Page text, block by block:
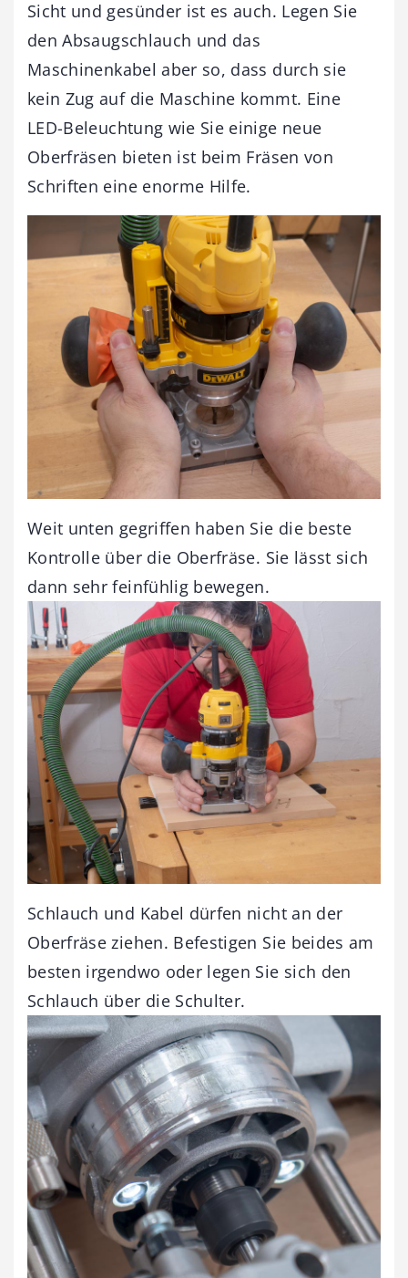
Sicht und gesünder ist es auch. Legen Sie
den Absaugschlauch und das
Maschinenkabel aber so, dass durch sie
kein Zug auf die Maschine kommt. Eine
LED-Beleuchtung wie Sie einige neue
Oberfräsen bieten ist beim Fräsen von
Schriften eine enorme Hilfe.
Weit unten gegriffen haben Sie die beste
Kontrolle über die Oberfräse. Sie lässt sich
dann sehr feinfühlig bewegen.
Schlauch und Kabel dürfen nicht an der
Oberfräse ziehen. Befestigen Sie beides am
besten irgendwo oder legen Sie sich den
Schlauch über die Schulter.